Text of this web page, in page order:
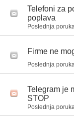
Telefoni za
poplava
Poslednja
Firme ne
Poslednja
Telegram je
STOP
Poslednja